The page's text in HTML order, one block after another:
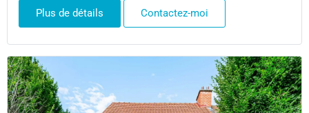
Plus de détails Contactez-moi